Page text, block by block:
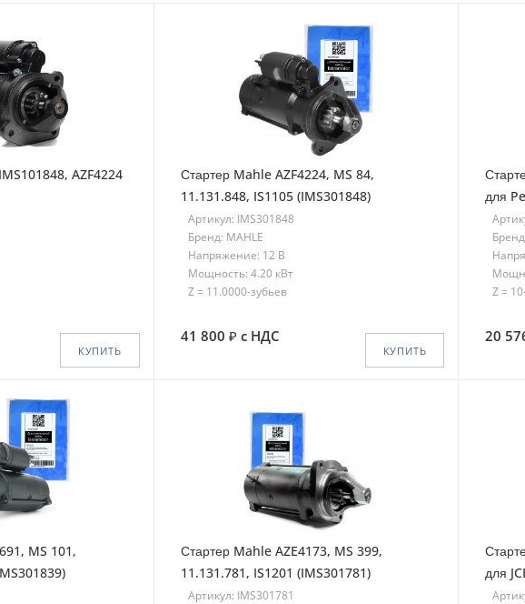
AZF4224
КУПИТЬ
Стартер Mahle AZF4224, MS 84,
11.131.848, IS1105 (IMS301848)
Артикул: IMS301848
Бренд: MAHLE
Напряжение: 12 В
Мощность: 4.20 кВт
Z = 11.0000-зубьев
41 800 с НДС
КУПИТЬ
для
Z =
20
MS 101,
Стартер Mahle AZE4173, MS 399,
11.131.781, IS1201 (IMS301781)
Артикул: IMS301781
для